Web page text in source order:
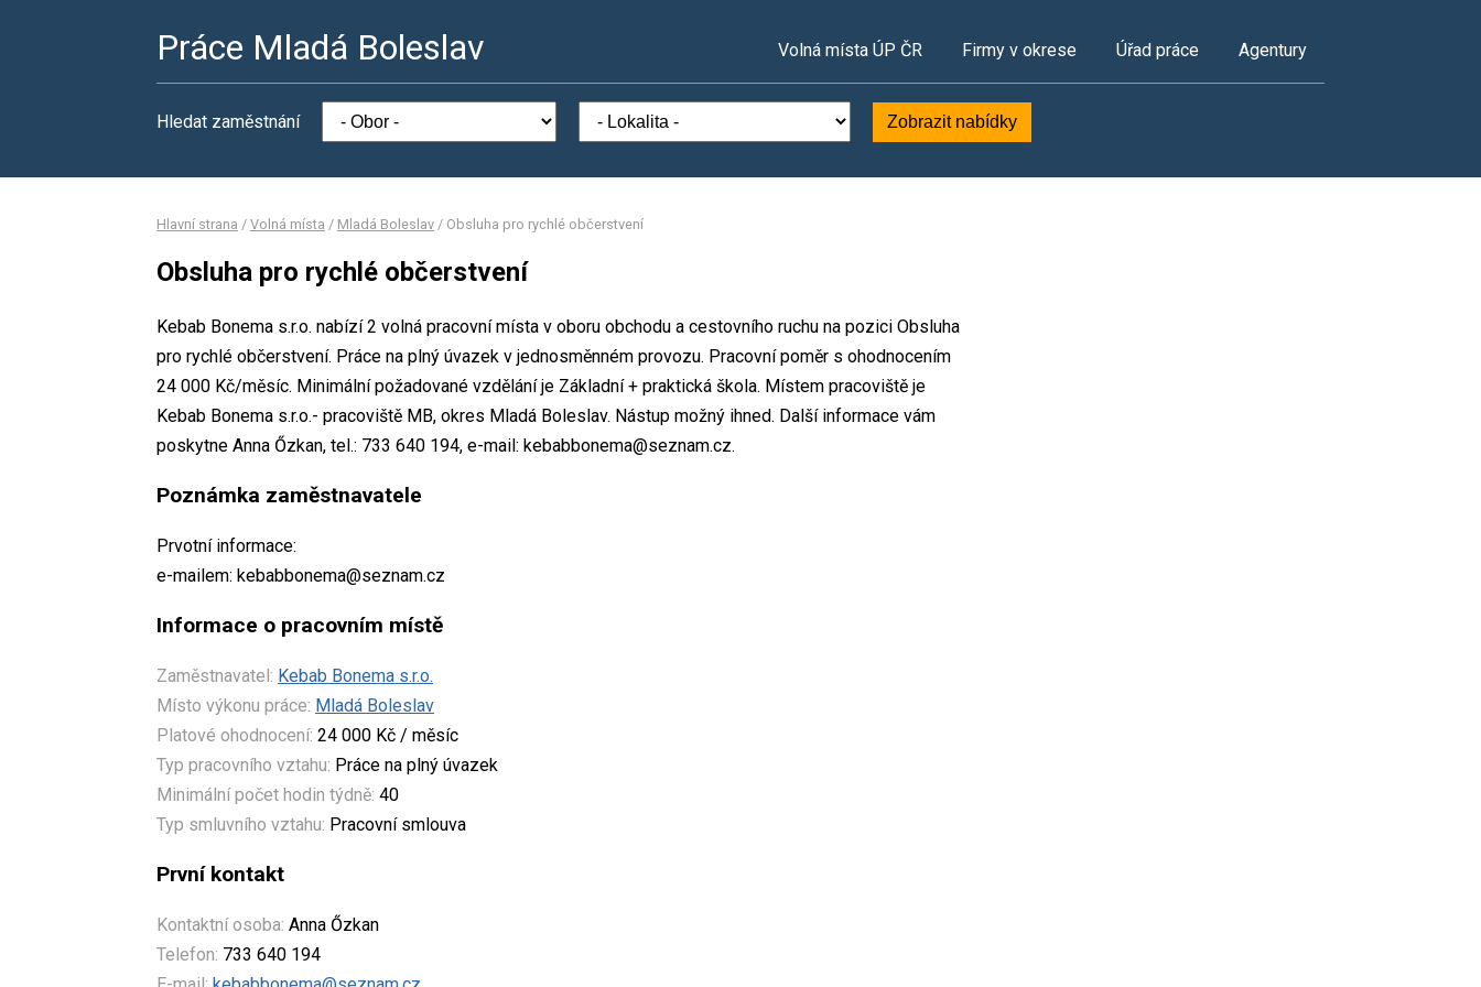
Práce Mladá Boleslav Volná místa ÚP ČR Firmy v okrese Úřad práce Agentury
Hledat zaměstnání Zobrazit nabídky
Hlavní strana / Volná místa / Mladá Boleslav / Obsluha pro rychlé občerstvení
Obsluha pro rychlé občerstvení
Kebab Bonema s.r.o. nabízí 2 volná pracovní místa v oboru obchodu a cestovního ruchu na pozici Obsluha
pro rychlé občerstvení. Práce na plný úvazek v jednosměnném provozu. Pracovní poměr s ohodnocením
24 000 Kč/měsíc. Minimální požadované vzdělání je Základní + praktická škola. Místem pracoviště je
Kebab Bonema s.r.o.- pracoviště MB, okres Mladá Boleslav. Nástup možný ihned. Další informace vám
poskytne Anna Őzkan, tel.: 733 640 194, e-mail: kebabbonema@seznam.cz.
Poznámka zaměstnavatele
Prvotní informace:
e-mailem: kebabbonema@seznam.cz
Informace o pracovním místě
Zaměstnavatel: Kebab Bonema s.r.o.
Místo výkonu práce: Mladá Boleslav
Platové ohodnocení: 24 000 Kč / měsíc
Typ pracovního vztahu: Práce na plný úvazek
Minimální počet hodin týdně: 40
Typ smluvního vztahu: Pracovní smlouva
První kontakt
Kontaktní osoba: Anna Őzkan
Telefon: 733 640 194